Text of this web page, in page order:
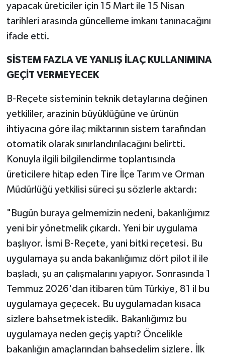
yapacak üreticiler için 15 Mart ile 15 Nisan
tarihleri arasında güncelleme imkanı tanınacağını
ifade etti.
SİSTEM FAZLA VE YANLIŞ İLAÇ KULLANIMINA
GEÇİT VERMEYECEK
B-Reçete sisteminin teknik detaylarına değinen
yetkililer, arazinin büyüklüğüne ve ürünün
ihtiyacına göre ilaç miktarının sistem tarafından
otomatik olarak sınırlandırılacağını belirtti.
Konuyla ilgili bilgilendirme toplantısında
üreticilere hitap eden Tire İlçe Tarım ve Orman
Müdürlüğü yetkilisi süreci şu sözlerle aktardı:
"Bugün buraya gelmemizin nedeni, bakanlığımız
yeni bir yönetmelik çıkardı. Yeni bir uygulama
başlıyor. İsmi B-Reçete, yani bitki reçetesi. Bu
uygulamaya şu anda bakanlığımız dört pilot il ile
başladı, şu an çalışmalarını yapıyor. Sonrasında 1
Temmuz 2026'dan itibaren tüm Türkiye, 81 il bu
uygulamaya geçecek. Bu uygulamadan kısaca
sizlere bahsetmek istedik. Bakanlığımız bu
uygulamaya neden geçiş yaptı? Öncelikle
bakanlığın amaçlarından bahsedelim sizlere. İlk